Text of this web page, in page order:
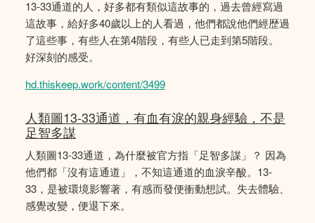
13-33通道的人，好多都有類似這故事的，過去曾經寫過
這故事，給好多40歲以上的人看過，他們都說他們經歴過
了這些事，有些人在第4階段，有些人已走到第5階段。
好深刻的感受。
hd.thiskeep.work/content/3499
人類圖13-33通道，有血有淚的親身經驗，不是
足智多謀
人類圖13-33通道，為什麼被官方指「足智多謀」？ 因為
他們都「沒有這通道」，不知這通道的血淚辛酸。13-
33，是被環境影響著，有感而發便衝動想試。失去體驗、
感覺改變，便退下來。